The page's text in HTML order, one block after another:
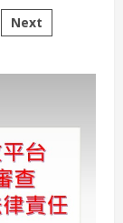
Next